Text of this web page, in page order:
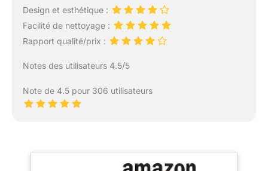
Design et esthétique :
Facilité de nettoyage :
Rapport qualité/prix :
Notes des utilisateurs 4.5/5
Note de 4.5 pour 306 utilisateurs